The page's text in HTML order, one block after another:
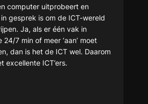
computer uitprobeert en
gesprek is om de ICT-wereld
Ja, als er één vak in
7 min of meer ‘aan’ moet
dan is het de ICT wel. Daarom
excellente ICT’ers.